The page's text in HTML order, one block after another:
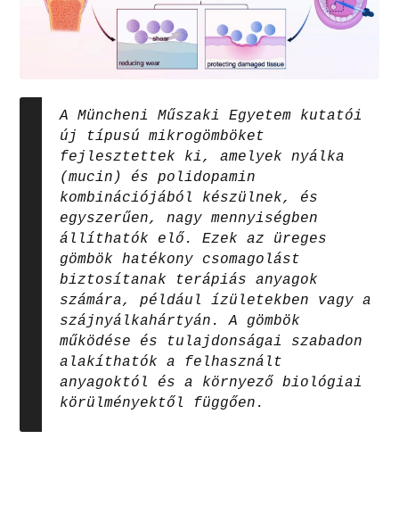
A Müncheni Műszaki Egyetem kutatói
új típusú mikrogömböket
fejlesztettek ki, amelyek nyálka
(mucin) és polidopamin
kombinációjából készülnek, és
egyszerűen, nagy mennyiségben
állíthatók elő. Ezek az üreges
gömbök hatékony csomagolást
biztosítanak terápiás anyagok
számára, például ízületekben vagy a
szájnyálkahártyán. A gömbök
működése és tulajdonságai szabadon
alakíthatók a felhasznált
anyagoktól és a környező biológiai
körülményektől függően.